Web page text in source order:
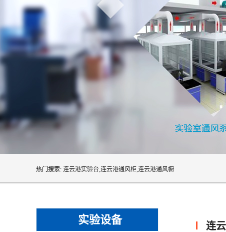
热门搜索: 连云港实验台,连云港通风柜,连云港通风橱
实验设备 连